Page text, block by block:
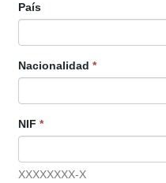
País
Nacionalidad *
NIF *
XXXXXXXX-X